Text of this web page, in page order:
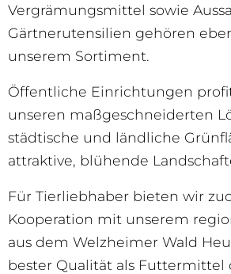
Vergrämungsmittel sowie
Gärtnerutensilien gehören
unserem Sortiment.
Öffentliche Einrichtungen
unseren maßgeschneiderten
städtische und ländliche
attraktive, blühende
Für Tierliebhaber bieten wir
Kooperation mit unserem
aus dem Welzheimer Wald
bester Qualität als Futtermittel